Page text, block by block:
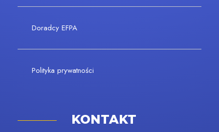
Doradcy EFPA
Polityka prywatności
KONTAKT